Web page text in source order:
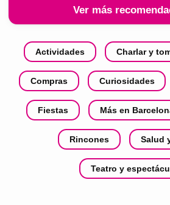
Ver más
Actividades Charlar y
Compras Curiosidades
Fiestas Más en
Rincones Salud
Teatro y